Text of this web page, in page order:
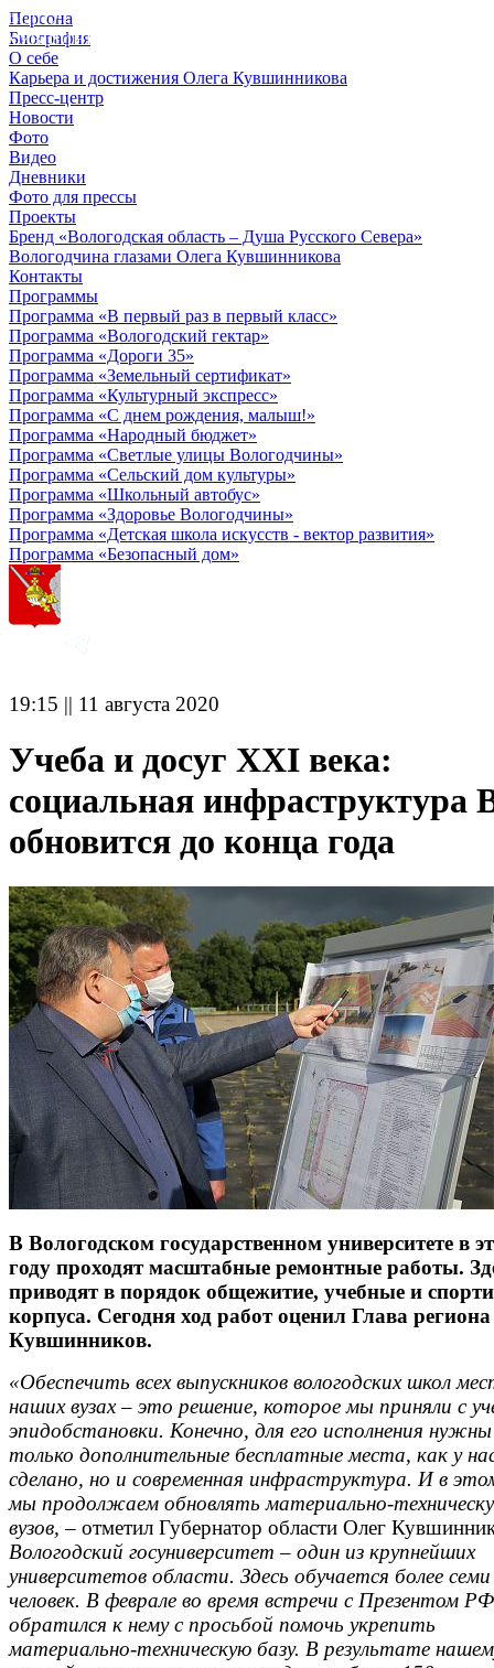
Персона
Биография
О себе
Карьера и достижения Олега Кувшинникова
Пресс-центр
Новости
Фото
Видео
Дневники
Фото для прессы
Проекты
Бренд «Вологодская область – Душа Русского Севера»
Вологодчина глазами Олега Кувшинникова
Контакты
Программы
Программа «В первый раз в первый класс»
Программа «Вологодский гектар»
Программа «Дороги 35»
Программа «Земельный сертификат»
Программа «Культурный экспресс»
Программа «С днем рождения, малыш!»
Программа «Народный бюджет»
Программа «Светлые улицы Вологодчины»
Программа «Сельский дом культуры»
Программа «Школьный автобус»
Программа «Здоровье Вологодчины»
Программа «Детская школа искусств - вектор развития»
Программа «Безопасный дом»
19:15 || 11 августа 2020
Учеба и досуг XXI века:
социальная инфраструктура
обновится до конца года
В Вологодском государственном университете в
году проходят масштабные ремонтные работы.
приводят в порядок общежитие, учебные и
корпуса. Сегодня ход работ оценил Глава
Кувшинников.
«Обеспечить всех выпускников вологодских школ
наших вузах – это решение, которое мы приняли с
эпидобстановки. Конечно, для его исполнения нужны
только дополнительные бесплатные места, как у
сделано, но и современная инфраструктура. И в
мы продолжаем обновлять материально-
вузов, – отметил Губернатор области Олег
Вологодский госуниверситет – один из крупнейших
университетов области. Здесь обучается более
человек. В феврале во время встречи с Презентом
обратился к нему с просьбой помочь укрепить
материально-техническую базу. В результате
© 2012 - 2023,
КУВШИННИКОВ О.А.